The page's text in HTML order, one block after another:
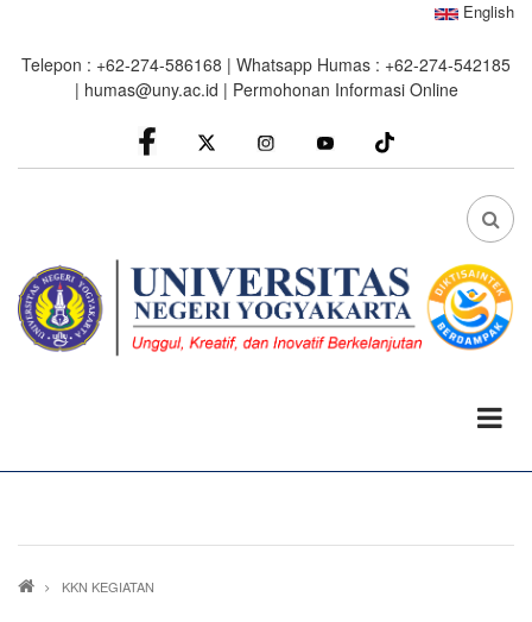
main
English
Telepon : +62-274-586168 | Whatsapp Humas : +62-274-542185
| humas@uny.ac.id | Permohonan Informasi Online
facebook
Instagram youtube
FA
Breadcrumb
KKN KEGIATAN